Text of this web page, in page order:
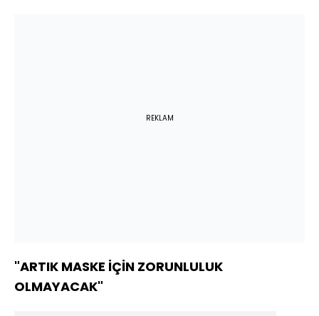
REKLAM
"ARTIK MASKE İÇİN ZORUNLULUK
OLMAYACAK"